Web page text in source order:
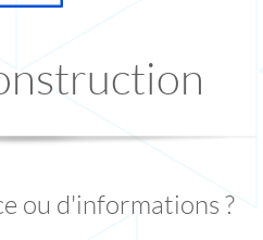
ou d'informations ?